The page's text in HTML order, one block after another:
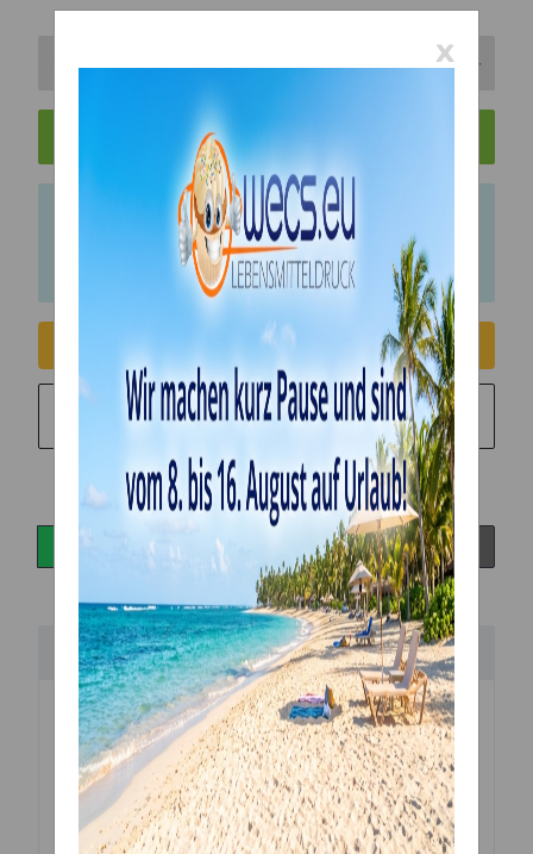
In den Warenkorb
Bitte beachten Sie das Abnahmeintervall von 1
Consent erteilen
Sie möchten in monatlichen Raten zahlen? Weitere
Beschreibung
HandgefertigteTorten TopperausHolz (Birke)zum
Dekorieren von Torten und Kuchen.
Alle unsere Topper werden mit einem hochmodernen
Laser mit viel Liebe zum Detail von uns
x